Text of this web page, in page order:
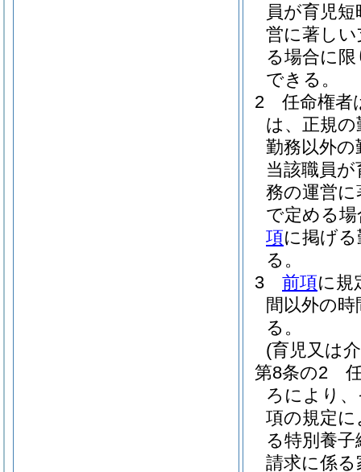
員が育児
営に著し
る場合に
できる。
2
任命権者
は、正規
勤務以外
当該職員
務の運営
で定める
項に掲げ
る。
3
前項に規
間以外の
る。
(育児又は
第8条の2
ろにより
項の規定
る特別養
請求に係